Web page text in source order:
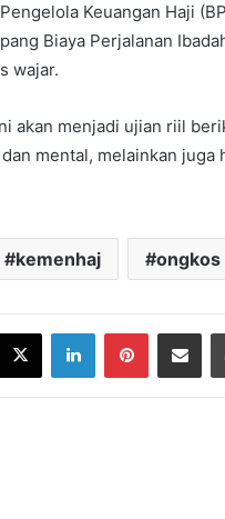
Keuangan Haji
Biaya Perjalanan
wajar.
akan menjadi ujian riil
mental, melainkan
kemenhaj ongkos
X LinkedInPinterestShare via